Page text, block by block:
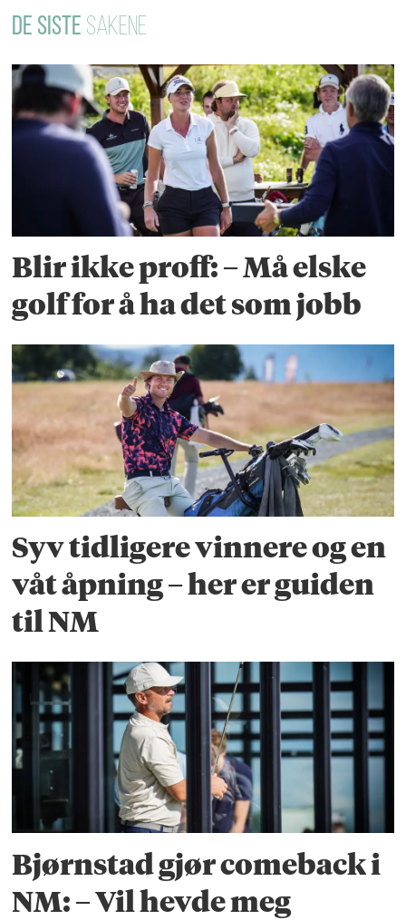
DE SISTE SAKENE
Blir ikke proff: – Må elske
golf for å ha det som jobb
Syv tidligere vinnere og en
våt åpning – her er guiden
til NM
Bjørnstad gjør comeback i
NM: – Vil hevde meg